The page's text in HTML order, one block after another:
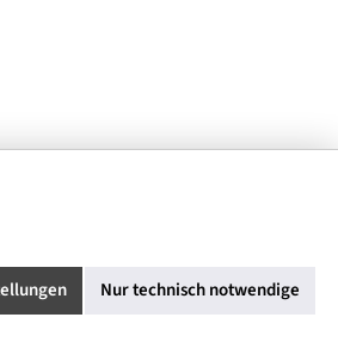
Nur technisch notwendige